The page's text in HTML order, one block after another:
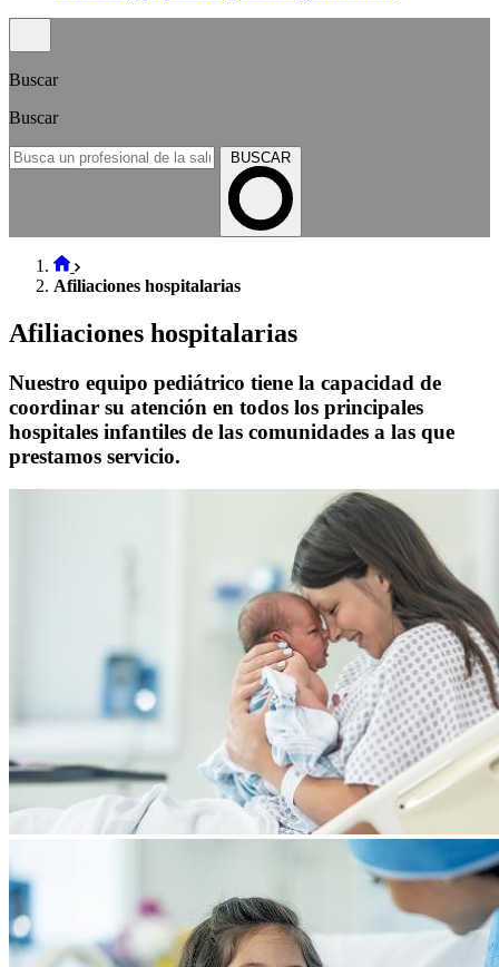
Buscar
Buscar
BUSCAR
Afiliaciones hospitalarias
Afiliaciones hospitalarias
Nuestro equipo pediátrico tiene la capacidad de
coordinar su atención en todos los principales
hospitales infantiles de las comunidades a las que
prestamos servicio.